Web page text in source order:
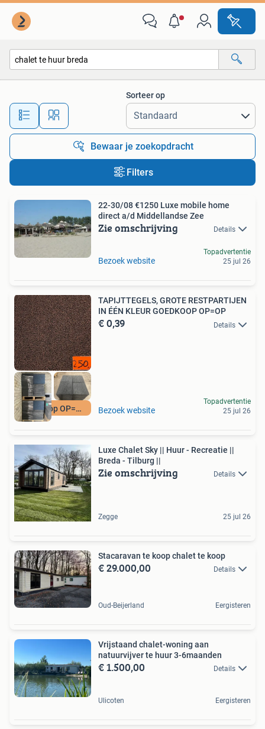
Alle afstanden…
Sorteer op
Bewaar je zoekopdracht
Filters
22-30/08 €1250 Luxe mobile home
direct a/d Middellandse Zee
Zie omschrijving Details
Bezoek website
Topadvertentie
25 jul 26
Goedkoop OP=OP
TAPIJTTEGELS, GROTE RESTPARTIJEN
IN ÉÉN KLEUR GOEDKOOP OP=OP
€ 0,39 Details
Bezoek website
Topadvertentie
25 jul 26
Luxe Chalet Sky || Huur - Recreatie ||
Breda - Tilburg ||
Zie omschrijving Details
Zegge 25 jul 26
Stacaravan te koop chalet te koop
€ 29.000,00 Details
Oud-Beijerland Eergisteren
Vrijstaand chalet-woning aan
natuurvijver te huur 3-6maanden
€ 1.500,00 Details
Ulicoten Eergisteren